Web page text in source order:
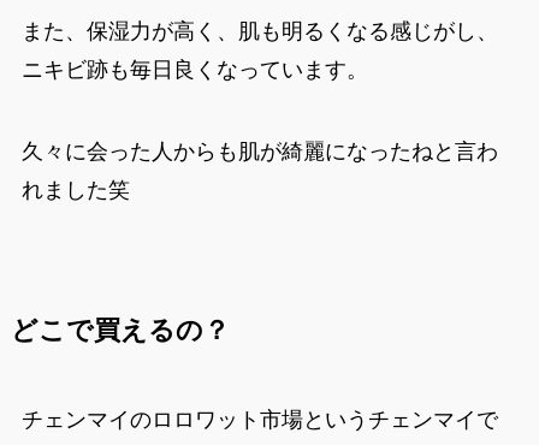
また、保湿力が高く、肌も明るくなる感じがし、
ニキビ跡も毎日良くなっています。
久々に会った人からも肌が綺麗になったねと言わ
れました笑
どこで買えるの？
チェンマイのロロワット市場というチェンマイで